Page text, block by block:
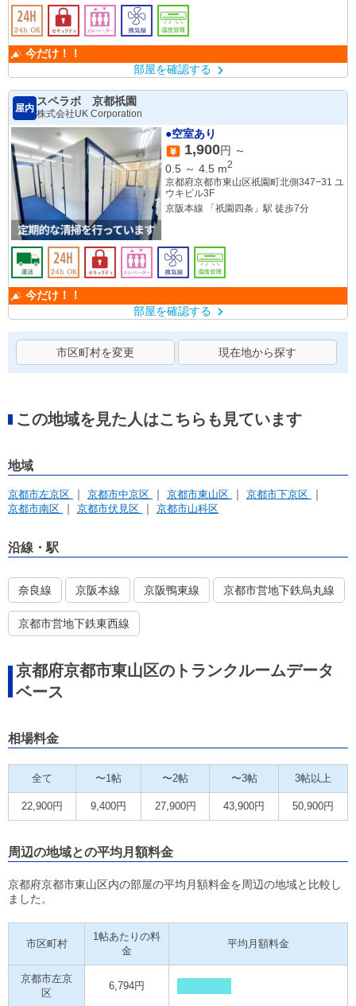
今だけ！！
部屋を確認する
屋内
スペラボ 京都祇園
株式会社UK Corporation
●空室あり
1,900円 ～
0.5 ～ 4.5 m2
京都府京都市東山区祇園町北側347−31 ユ
ウキビル3F
京阪本線 「祇園四条」駅 徒歩7分
今だけ！！
部屋を確認する
市区町村を変更 現在地から探す
この地域を見た人はこちらも見ています
地域
京都市左京区 京都市中京区 京都市東山区
京都市下京区
京都市南区
京都市伏見区 京都市山科区
沿線・駅
奈良線 京阪本線 京阪鴨東線 京都市営地下鉄烏丸線
京都市営地下鉄東西線
京都府京都市東山区のトランクルームデータ
ベース
相場料金
全て 〜1帖 〜2帖 〜3帖 3帖以上
22,900円 9,400円 27,900円 43,900円 50,900円
周辺の地域との平均月額料金
京都府京都市東山区内の部屋の平均月額料金を周辺の地域と比較し
ました。
市区町村
1帖あたりの料
金
平均月額料金
京都市左京
区
6,794円